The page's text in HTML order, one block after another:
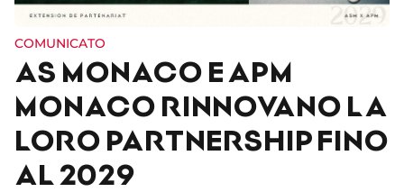
COMUNICATO
AS MONACO E APM
MONACO RINNOVANO LA
LORO PARTNERSHIP FINO
AL 2029